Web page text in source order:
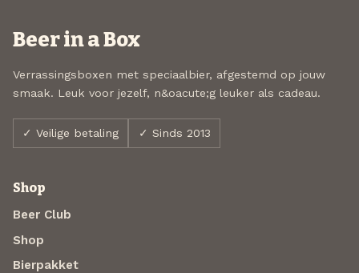
Beer in a Box
Verrassingsboxen met speciaalbier, afgestemd op jouw
smaak. Leuk voor jezelf, n&oacute;g leuker als cadeau.
✓ Veilige betaling ✓ Sinds 2013
Shop
Beer Club
Shop
Bierpakket